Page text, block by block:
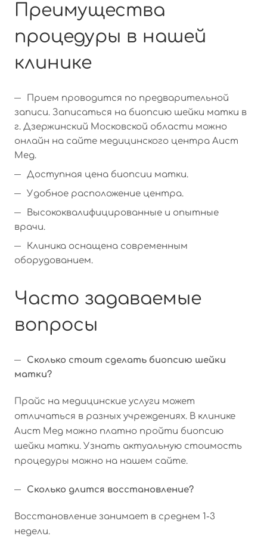
Преимущества
процедуры в нашей
клинике
Прием проводится по предварительной
записи. Записаться на биопсию шейки матки в
г. Дзержинский Московской области можно
онлайн на сайте медицинского центра Аист
Мед.
Доступная цена биопсии матки.
Удобное расположение центра.
Высококвалифицированные и опытные
врачи.
Клиника оснащена современным
оборудованием.
Часто задаваемые
вопросы
Сколько стоит сделать биопсию шейки
матки?
Прайс на медицинские услуги может
отличаться в разных учреждениях. В клинике
Аист Мед можно платно пройти биопсию
шейки матки. Узнать актуальную стоимость
процедуры можно на нашем сайте.
Сколько длится восстановление?
Восстановление занимает в среднем 1-3
недели.